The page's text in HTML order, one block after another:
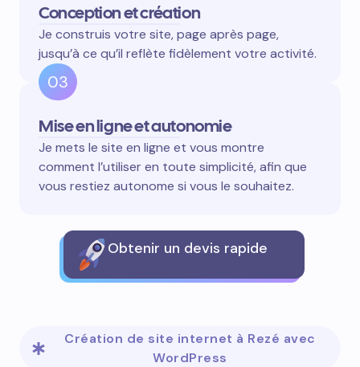
Conception et création
Je construis votre site, page après page,
jusqu’à ce qu’il reflète fidèlement votre activité.
03
Mise en ligne et autonomie
Je mets le site en ligne et vous montre
comment l’utiliser en toute simplicité, afin que
vous restiez autonome si vous le souhaitez.
Obtenir un devis rapide
Création de site internet à Rezé avec
WordPress